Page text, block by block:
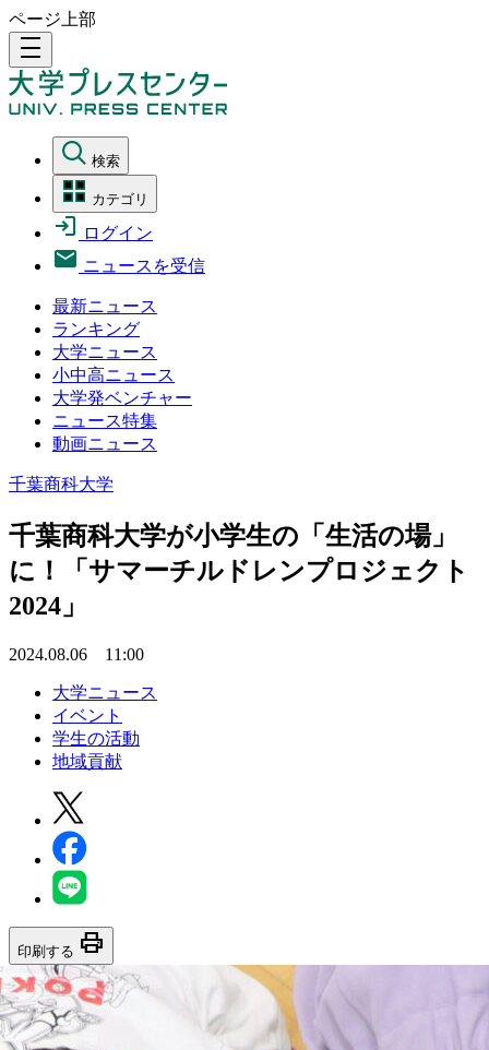
ページ上部
density_medium
検索
カテゴリ
ログイン
ニュースを受信
最新ニュース
ランキング
大学ニュース
小中高ニュース
大学発ベンチャー
ニュース特集
動画ニュース
千葉商科大学
千葉商科大学が小学生の「生活の場」
に！「サマーチルドレンプロジェクト
2024」
2024.08.06 11:00
大学ニュース
イベント
学生の活動
地域貢献
印刷する print